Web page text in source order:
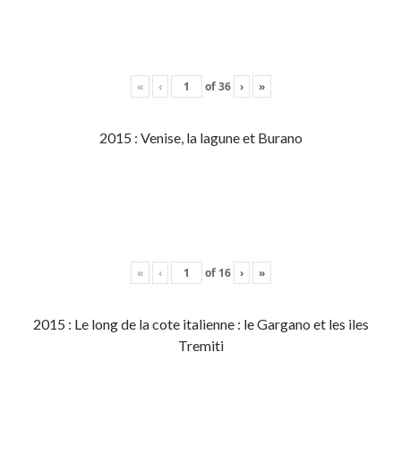
« ‹ of36 › »
2015 : Venise, la lagune et Burano
« ‹ of 16 › »
2015 : Le long de la cote italienne : le Gargano et les iles
Tremiti